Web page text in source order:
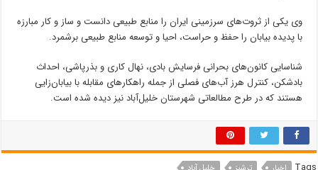
وی یکی از ثروت‌های سرزمینی ایران را منابع طبیعی دانست و ساز و کار مبارزه
با پدیده بیابان را حفظ و حراست، احیا و توسعه منابع طبیعی برشمرد.
شناسایی کانون‌های بحرانی فرسایش بادی، نهال کاری و بذرپاشی، احداث
بادشکن، کنترل هرز آب‌های فصلی از جمله راهکارهای مقابله با بیابان‌زایی
هستند که در طرح مطالعاتی شهرستان خلیل‌آباد نیز دیده شده است.